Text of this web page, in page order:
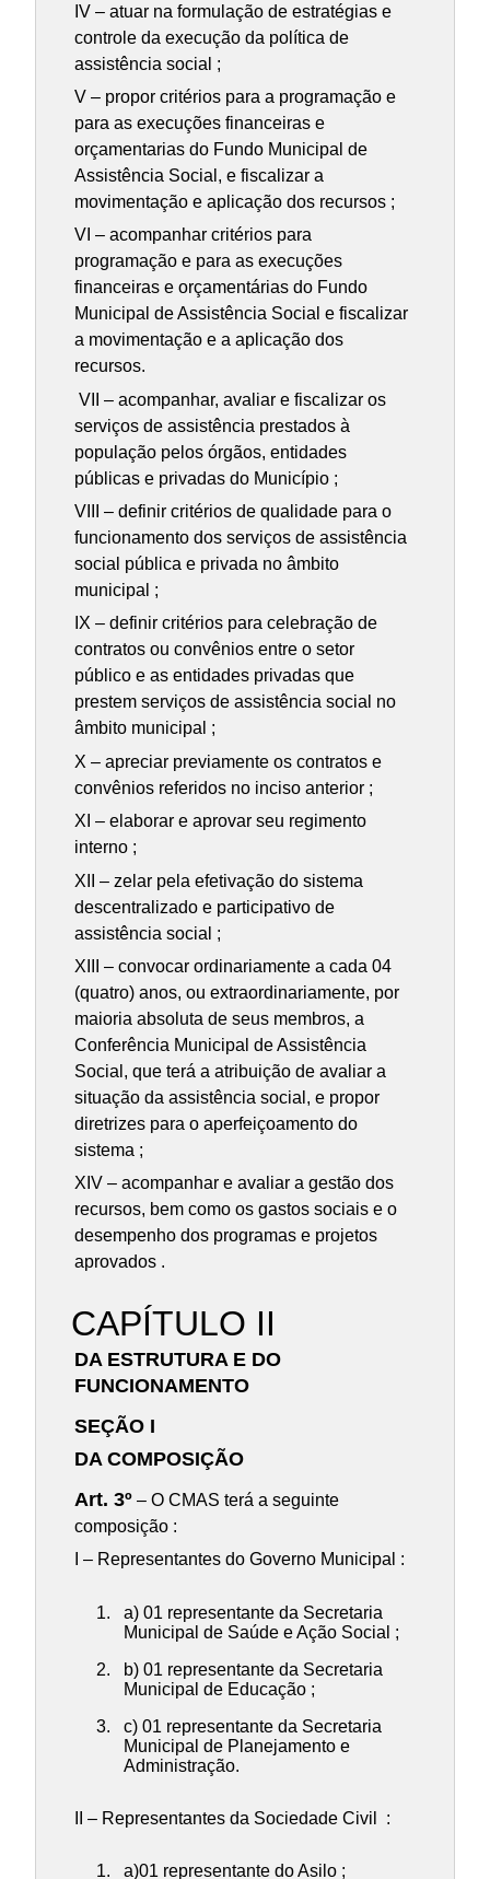
IV – atuar na formulação de estratégias e
controle da execução da política de
assistência social ;
V – propor critérios para a programação e
para as execuções financeiras e
orçamentarias do Fundo Municipal de
Assistência Social, e fiscalizar a
movimentação e aplicação dos recursos ;
VI – acompanhar critérios para
programação e para as execuções
financeiras e orçamentárias do Fundo
Municipal de Assistência Social e fiscalizar
a movimentação e a aplicação dos
recursos.
VII – acompanhar, avaliar e fiscalizar os
serviços de assistência prestados à
população pelos órgãos, entidades
públicas e privadas do Município ;
VIII – definir critérios de qualidade para o
funcionamento dos serviços de assistência
social pública e privada no âmbito
municipal ;
IX – definir critérios para celebração de
contratos ou convênios entre o setor
público e as entidades privadas que
prestem serviços de assistência social no
âmbito municipal ;
X – apreciar previamente os contratos e
convênios referidos no inciso anterior ;
XI – elaborar e aprovar seu regimento
interno ;
XII – zelar pela efetivação do sistema
descentralizado e participativo de
assistência social ;
XIII – convocar ordinariamente a cada 04
(quatro) anos, ou extraordinariamente, por
maioria absoluta de seus membros, a
Conferência Municipal de Assistência
Social, que terá a atribuição de avaliar a
situação da assistência social, e propor
diretrizes para o aperfeiçoamento do
sistema ;
XIV – acompanhar e avaliar a gestão dos
recursos, bem como os gastos sociais e o
desempenho dos programas e projetos
aprovados .
CAPÍTULO II
DA ESTRUTURA E DO
FUNCIONAMENTO
SEÇÃO I
DA COMPOSIÇÃO
Art. 3º – O CMAS terá a seguinte
composição :
I – Representantes do Governo Municipal :
a) 01 representante da Secretaria
Municipal de Saúde e Ação Social ;
b) 01 representante da Secretaria
Municipal de Educação ;
c) 01 representante da Secretaria
Municipal de Planejamento e
Administração.
II – Representantes da Sociedade Civil :
a)01 representante do Asilo ;